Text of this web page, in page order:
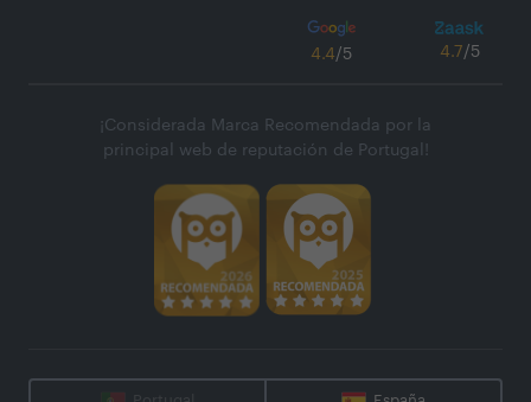
4.4/5 4.7/5
¡Considerada Marca Recomendada por la
principal web de reputación de Portugal!